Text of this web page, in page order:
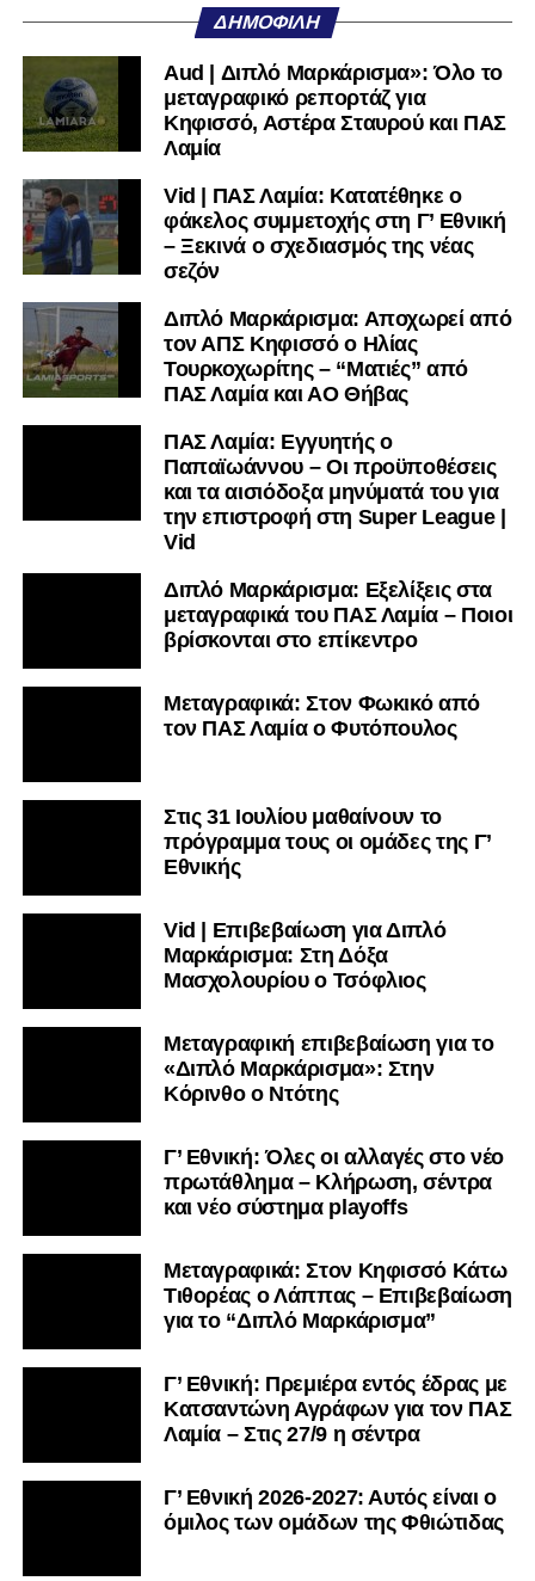
πολύ μικρή.
Ακολουθήστε το lamiara.grστοGoogle Newsγια να
μαθαίνετε πρώτοι τα κυανόλευκα νέα στην Ελλάδα και τον
υπόλοιπο κόσμο. Ακολουθήστε το lamiara.gr στο
μαθαίνετε σε χρόνο dt όλα τα νέα.
ΔΗΜΟΦΙΛΉ
Aud | Διπλό Μαρκάρισμα»: Όλο το
μεταγραφικό ρεπορτάζ για
Κηφισσό, Αστέρα Σταυρού και ΠΑΣ
Λαμία
Vid | ΠΑΣ Λαμία: Κατατέθηκε ο
φάκελος συμμετοχής στη Γ’ Εθνική
– Ξεκινά ο σχεδιασμός της νέας
σεζόν
Διπλό Μαρκάρισμα: Αποχωρεί από
τον ΑΠΣ Κηφισσό ο Ηλίας
Τουρκοχωρίτης – “Ματιές” από
ΠΑΣ Λαμία και ΑΟ Θήβας
ΠΑΣ Λαμία: Εγγυητής ο
Παπαϊωάννου – Οι προϋποθέσεις
και τα αισιόδοξα μηνύματά του για
την επιστροφή στη Super League |
Vid
Διπλό Μαρκάρισμα: Εξελίξεις στα
μεταγραφικά του ΠΑΣ Λαμία – Ποιοι
βρίσκονται στο επίκεντρο
Μεταγραφικά: Στον Φωκικό από
τον ΠΑΣ Λαμία ο Φυτόπουλος
Στις 31 Ιουλίου μαθαίνουν το
πρόγραμμα τους οι ομάδες της Γ’
Εθνικής
Vid | Επιβεβαίωση για Διπλό
Μαρκάρισμα: Στη Δόξα
Μασχολουρίου ο Τσόφλιος
Μεταγραφική επιβεβαίωση για το
«Διπλό Μαρκάρισμα»: Στην
Κόρινθο ο Ντότης
Γ’ Εθνική: Όλες οι αλλαγές στο νέο
πρωτάθλημα – Κλήρωση, σέντρα
και νέο σύστημα playoffs
Μεταγραφικά: Στον Κηφισσό Κάτω
Τιθορέας ο Λάππας – Επιβεβαίωση
για το “Διπλό Μαρκάρισμα”
Γ’ Εθνική: Πρεμιέρα εντός έδρας με
Κατσαντώνη Αγράφων για τον ΠΑΣ
Λαμία – Στις 27/9 η σέντρα
Γ’ Εθνική 2026-2027: Αυτός είναι ο
όμιλος των ομάδων της Φθιώτιδας